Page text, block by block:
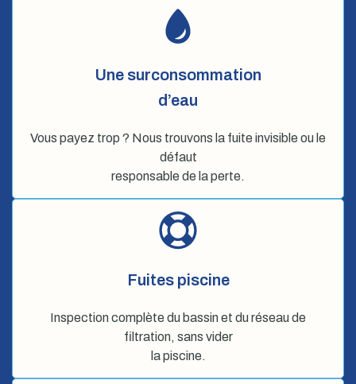
Une surconsommation
d’eau
Vous payez trop ? Nous trouvons la fuite invisible ou le
défaut
responsable de la perte.
Fuites piscine
Inspection complète du bassin et du réseau de
filtration, sans vider
la piscine.